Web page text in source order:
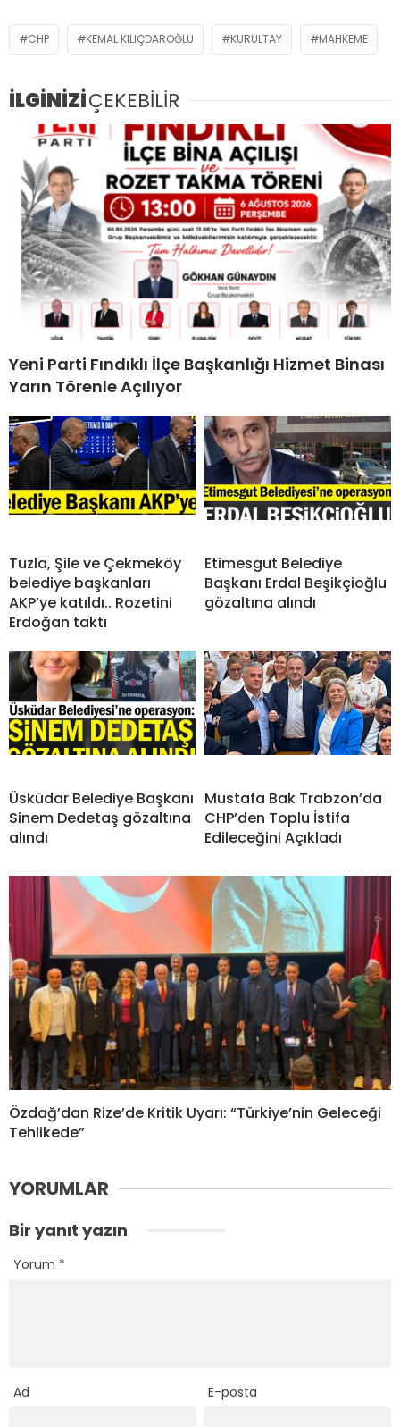
CHP KEMAL KILIÇDAROĞLU KURULTAY MAHKEME
İLGİNİZİÇEKEBİLİR
Yeni Parti Fındıklı İlçe Başkanlığı Hizmet Binası
Yarın Törenle Açılıyor
Tuzla, Şile ve Çekmeköy
belediye başkanları
AKP’ye katıldı.. Rozetini
Erdoğan taktı
Etimesgut Belediye
Başkanı Erdal Beşikçioğlu
gözaltına alındı
Üsküdar Belediye Başkanı
Sinem Dedetaş gözaltına
alındı
Mustafa Bak Trabzon’da
CHP’den Toplu İstifa
Edileceğini Açıkladı
Özdağ’dan Rize’de Kritik Uyarı: “Türkiye’nin Geleceği
Tehlikede”
YORUMLAR
Bir yanıt yazın
Yorum *
Ad E-posta